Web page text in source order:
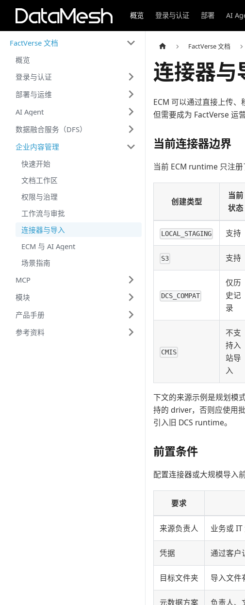
概览 登录与认证 部署 AI
FactVerse 文档
概览
登录与认证
部署与运维
AI Agent
数据融合服务（DFS）
企业内容管理
快速开始
文档工作区
权限与治理
工作流与审批
连接器与导入
ECM 与 AI Agent
场景指南
MCP
模块
产品手册
参考资料
FactVerse 文档
连接器与
ECM 可以通过直接上传
但需要成为 FactVerse 运
当前连接器边界
当前 ECM runtime 只注册
创建类型
当前
状态
LOCAL_STAGING 支持
S3 支持
DCS_COMPAT
仅历
史记
录
CMIS
不支
持入
站导
入
下文的来源示例是规划模
持的 driver，否则应使用
引入旧 DCS runtime。
前置条件
配置连接器或大规模导入前
要求
来源负责人 业务或 IT
凭据 通过客户
目标文件夹 导入文件
元数据方案 负责人、